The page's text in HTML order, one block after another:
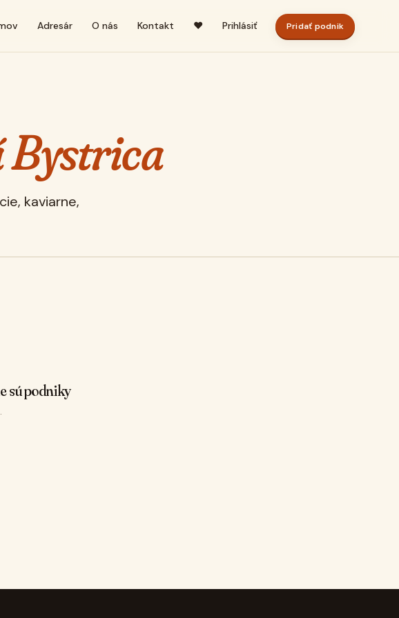
Adresár O nás Kontakt ♥ Prihlásiť Pridať podnik
Bystrica
kaviarne,
sú podniky